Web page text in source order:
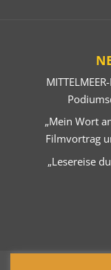
„Mein Wort
Filmvortrag
„Lesereise